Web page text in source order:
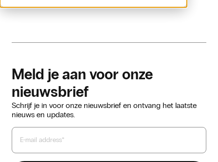
Meld je aan voor onze
nieuwsbrief
Schrijf je in voor onze nieuwsbrief en ontvang het laatste
nieuws en updates.